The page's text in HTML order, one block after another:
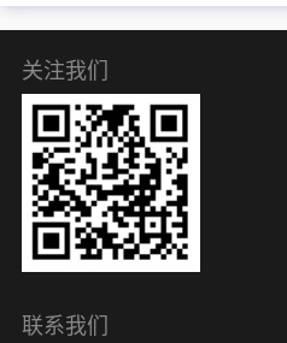
关注我们
联系我们